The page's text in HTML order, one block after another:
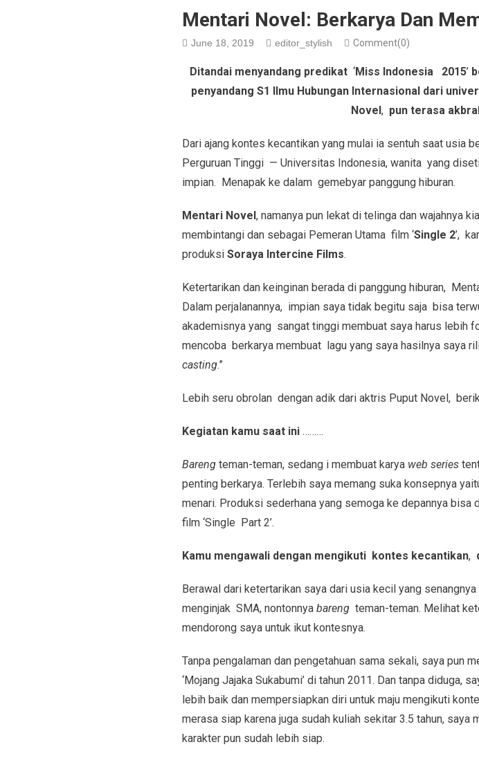
Mentari Novel: Berkarya Dan
June 18, 2019 editor_stylish Comment(0)
Ditandai menyandang predikat ‘Miss Indonesia 2015’
penyandang S1 Ilmu Hubungan Internasional dari
Novel, pun terasa
Dari ajang kontes kecantikan yang mulai ia sentuh saat usia
Perguruan Tinggi — Universitas Indonesia, wanita yang
impian. Menapak ke dalam gemebyar panggung hiburan.
Mentari Novel, namanya pun lekat di telinga dan wajahnya
membintangi dan sebagai Pemeran Utama film ‘Single 2’,
produksi Soraya Intercine Films.
Ketertarikan dan keinginan berada di panggung hiburan,
Dalam perjalanannya, impian saya tidak begitu saja bisa
akademisnya yang sangat tinggi membuat saya harus lebih
mencoba berkarya membuat lagu yang saya hasilnya saya
casting.”
Lebih seru obrolan dengan adik dari aktris Puput Novel,
Kegiatan kamu saat ini ………
Barengteman-teman, sedang i membuat karya web series
penting berkarya. Terlebih saya memang suka konsepnya
menari. Produksi sederhana yang semoga ke depannya
film ‘Single Part 2’.
Kamu mengawali dengan mengikuti kontes kecantikan,
Berawal dari ketertarikan saya dari usia kecil yang
menginjak SMA, nontonnya bareng teman-teman. Melihat
mendorong saya untuk ikut kontesnya.
Tanpa pengalaman dan pengetahuan sama sekali, saya
‘Mojang Jajaka Sukabumi’ di tahun 2011. Dan tanpa
lebih baik dan mempersiapkan diri untuk maju mengikuti
merasa siap karena juga sudah kuliah sekitar 3.5 tahun,
karakter pun sudah lebih siap.